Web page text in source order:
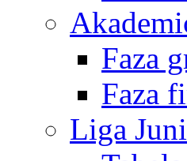
Faza
Faza
Liga